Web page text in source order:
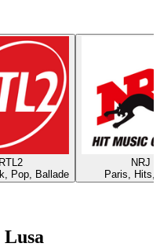
RTL2
Pop, Ballade
NRJ
Paris, Hits,
Lusa